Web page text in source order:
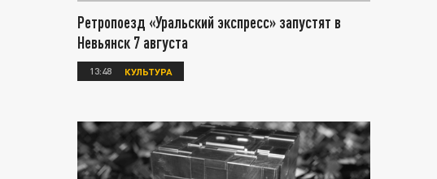
Ретропоезд «Уральский экспресс» запустят в
Невьянск 7 августа
13:48 КУЛЬТУРА